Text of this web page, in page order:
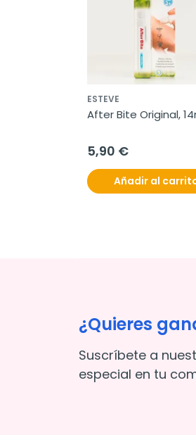
ESTEVE
After Bite Original,
5,90 €
Añadir al
¿Quieres
Suscríbete a
especial en tu